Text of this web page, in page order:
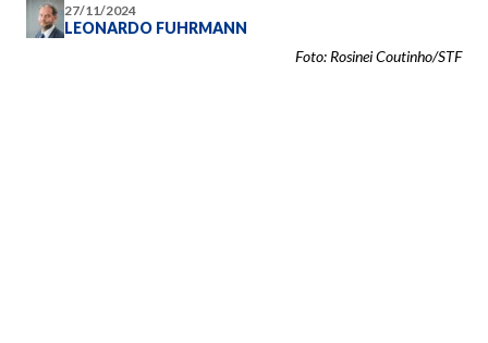
27/11/2024
LEONARDO FUHRMANN
Foto: Rosinei Coutinho/STF